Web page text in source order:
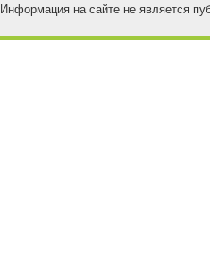
Информация на сайте не является